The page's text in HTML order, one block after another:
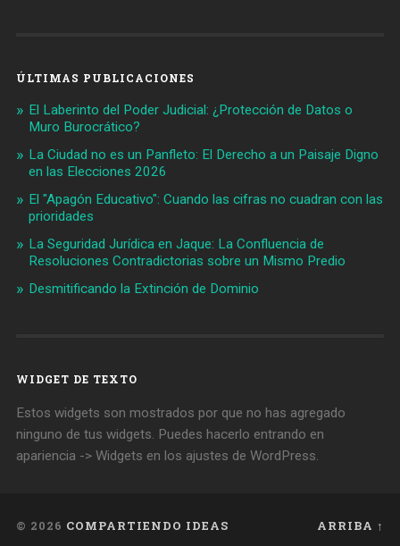
ÚLTIMAS PUBLICACIONES
El Laberinto del Poder Judicial: ¿Protección de Datos o
Muro Burocrático?
La Ciudad no es un Panfleto: El Derecho a un Paisaje Digno
en las Elecciones 2026
El "Apagón Educativo": Cuando las cifras no cuadran con las
prioridades
La Seguridad Jurídica en Jaque: La Confluencia de
Resoluciones Contradictorias sobre un Mismo Predio
Desmitificando la Extinción de Dominio
WIDGET DE TEXTO
Estos widgets son mostrados por que no has agregado
ninguno de tus widgets. Puedes hacerlo entrando en
apariencia -> Widgets en los ajustes de WordPress.
© 2026 COMPARTIENDO IDEAS ARRIBA ↑